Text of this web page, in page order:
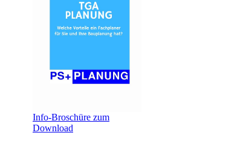
Info-Broschüre zum
Download